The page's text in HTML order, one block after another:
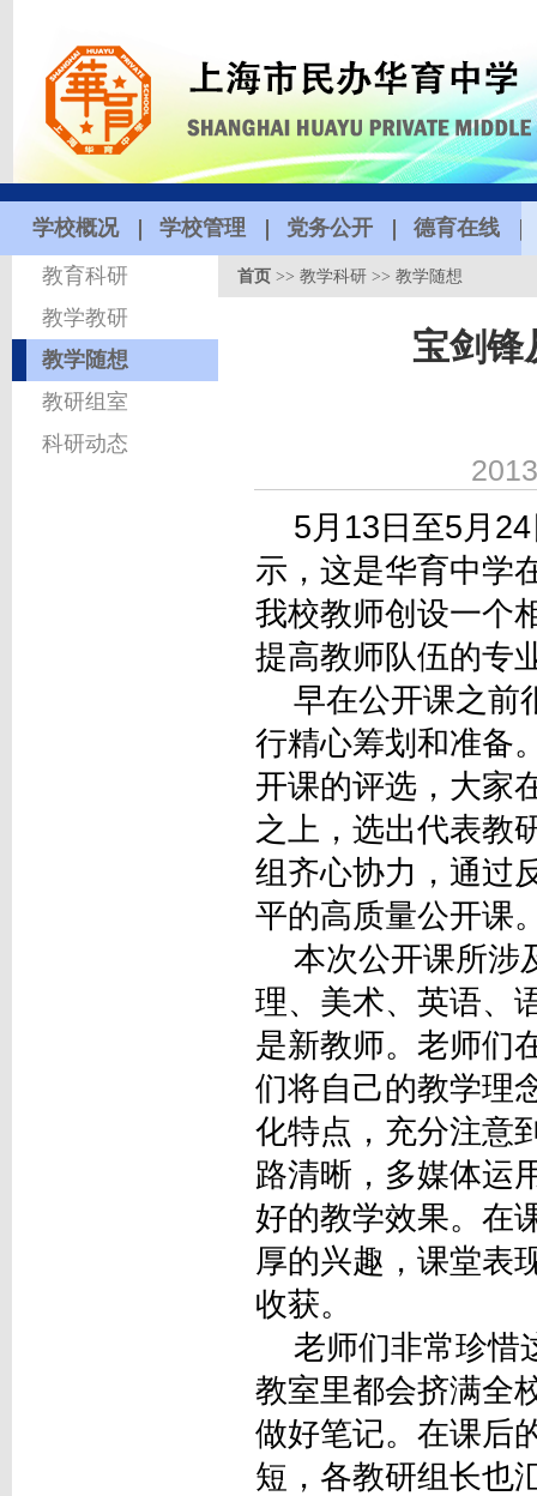
学校概况 学校管理 党务公开
德育在线
教育科研
教学教研
教学随想
教研组室
科研动态
首页 >>教学科研 >>教学随想
宝剑锋
5月13日至5月24
示，这是华育中学
我校教师创设一个
提高教师队伍的专
早在公开课之前
行精心筹划和准备
开课的评选，大家
之上，选出代表教
组齐心协力，通过
平的高质量公开课
本次公开课所涉
理、美术、英语、
是新教师。老师们
们将自己的教学理
化特点，充分注意
路清晰，多媒体运
好的教学效果。在
厚的兴趣，课堂表
收获。
老师们非常珍惜
教室里都会挤满全
做好笔记。在课后
短，各教研组长也